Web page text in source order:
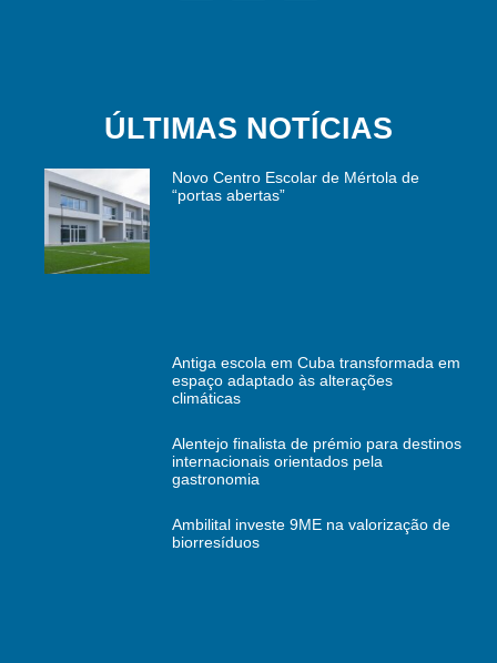
ÚLTIMAS NOTÍCIAS
Novo Centro Escolar de Mértola de
“portas abertas”
Antiga escola em Cuba transformada em
espaço adaptado às alterações
climáticas
Alentejo finalista de prémio para destinos
internacionais orientados pela
gastronomia
Ambilital investe 9ME na valorização de
biorresíduos